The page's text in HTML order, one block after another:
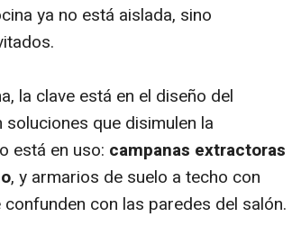
ya no está aislada, sino
la clave está en el diseño del
que disimulen la
está en uso: campanas extractoras
, y armarios de suelo a techo con
con las paredes del salón.